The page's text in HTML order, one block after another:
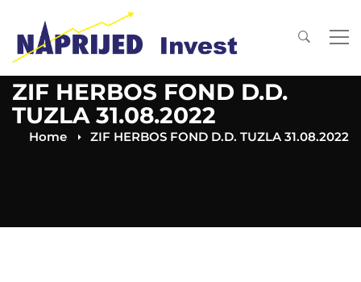
ZIF HERBOS FOND D.D.
TUZLA 31.08.2022
Home ZIF HERBOS FOND D.D. TUZLA 31.08.2022